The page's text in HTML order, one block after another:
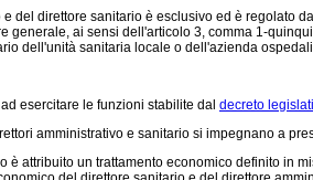
direttore sanitario è esclusivo ed è regolato
generale, ai sensi dell'articolo 3, comma 1-
dell'unità sanitaria locale o dell'azienda
esercitare le funzioni stabilite dal decreto
amministrativo e sanitario si impegnano a
attribuito un trattamento economico definito in